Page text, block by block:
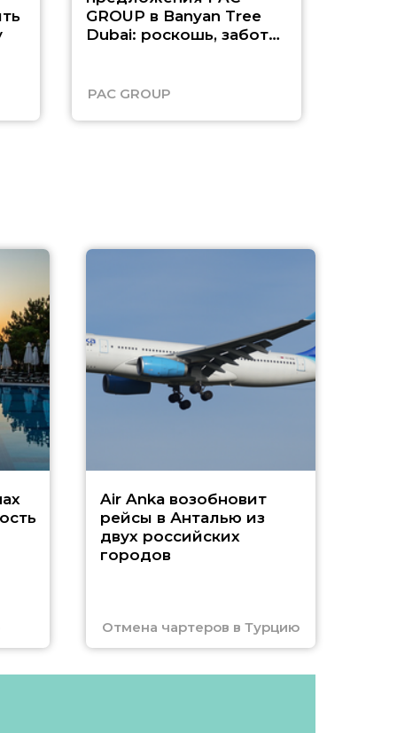
GROUP в Banyan Tree
Dubai: роскошь, забота
PAC GROUP
Air Anka возобновит
рейсы в Анталью из
двух российских
городов
Отмена чартеров в Турцию